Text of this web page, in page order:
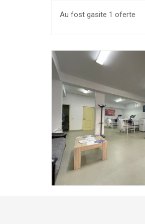
Au fost gasite 1 oferte